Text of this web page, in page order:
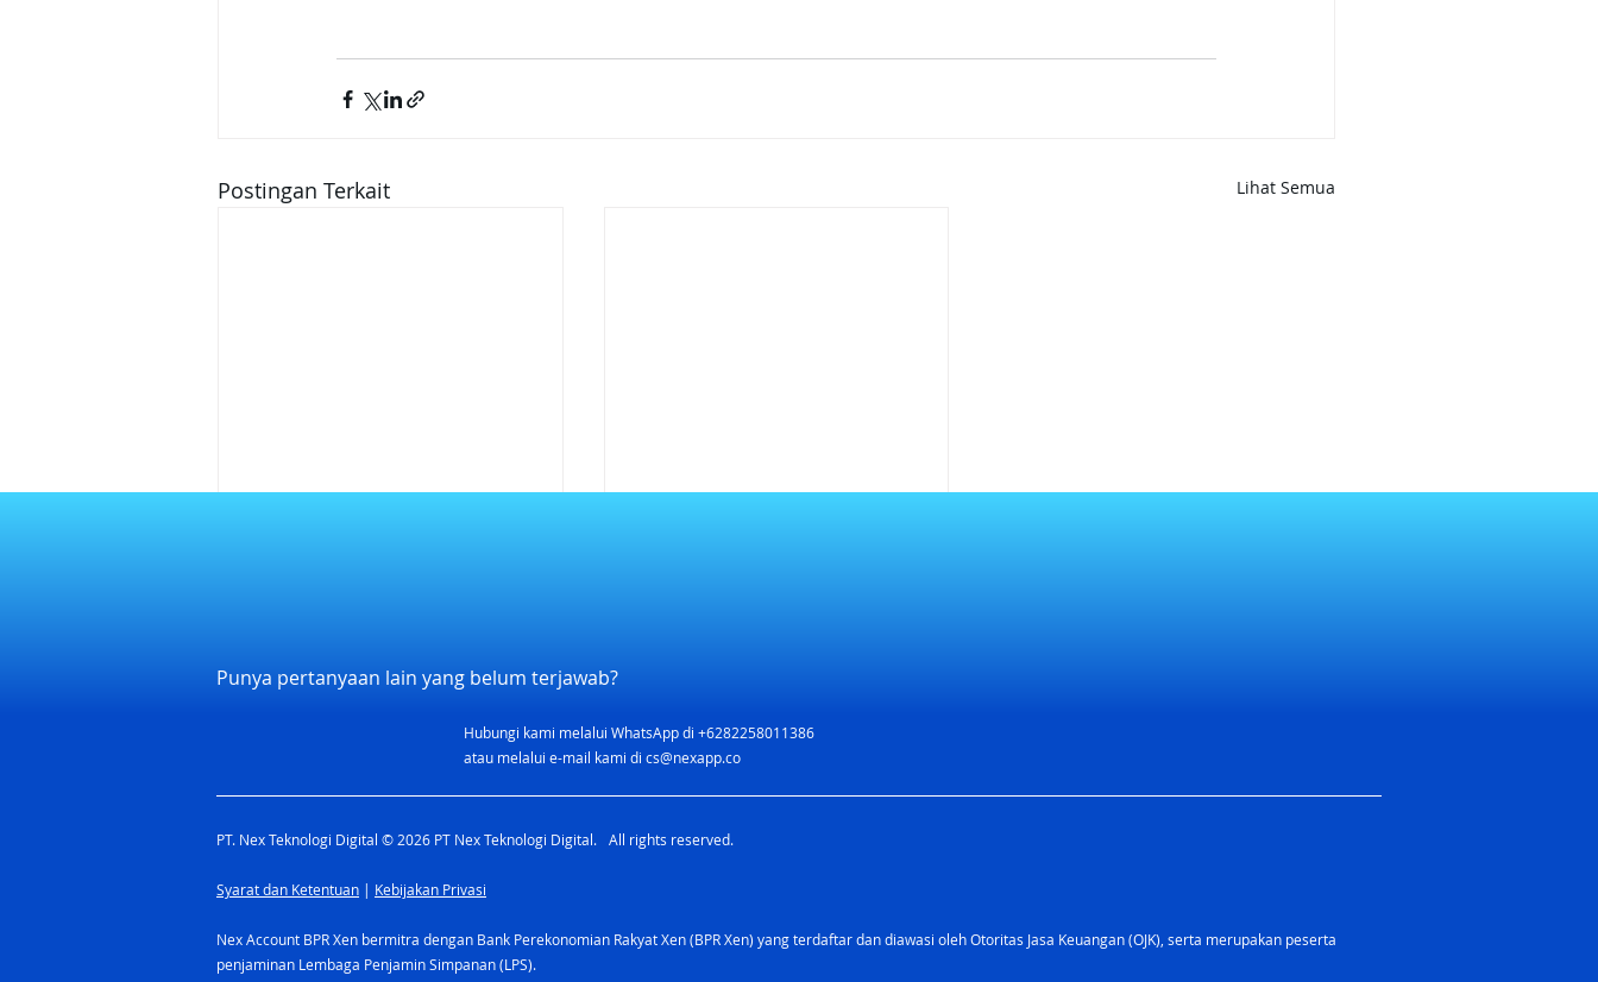
Postingan Terkait Lihat Semua
Kalendar Libur Nasional dan
Rekomendasi Cuti 2026
istri? Bagaimana cara
menabung berdua supaya
yang bisa dipakai ba
Punya pertanyaan lain yang belum terjawab?
Hubungi kami melalui WhatsApp di +6282258011386
atau melalui e-mail kami di cs@nexapp.co
PT. Nex Teknologi Digital © 2026 PT Nex Teknologi Digital. All rights reserved.
Syarat dan Ketentuan | Kebijakan Privasi
Nex Account BPR Xen bermitra dengan Bank Perekonomian Rakyat Xen (BPR Xen) yang terdaftar dan diawasi oleh Otoritas Jasa Keuangan (OJK), serta merupakan peserta
penjaminan Lembaga Penjamin Simpanan (LPS).